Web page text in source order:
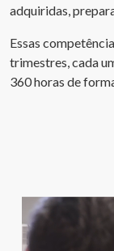
adquiridas,
Essas
trimestres, cada
360 horas de